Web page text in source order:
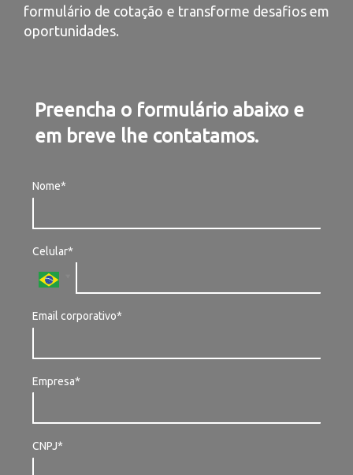
formulário de cotação e transforme desafios em
oportunidades.
Preencha o formulário abaixo e
em breve lhe contatamos.
Nome*
Celular*
Email corporativo*
Empresa*
CNPJ*